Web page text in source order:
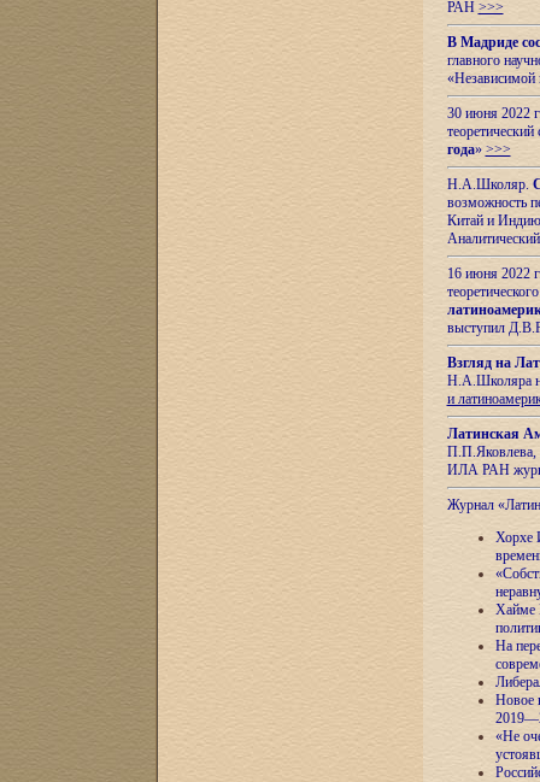
РАН >>>
В Мадриде
главного
«Независимой
30 июня 2022
года» >>>
Н.А.Школяр.
возможность
Китай и
16 июня 2022
выступил
Взгляд на
Н.А.Школяра
и
Латинская
П.П.Яковлева,
ИЛА РАН
Журнал
Хорхе
Хайме
На
Новое
«Не